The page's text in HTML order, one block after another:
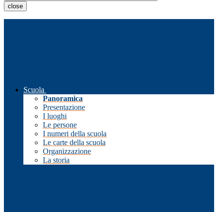
close
Scuola
Panoramica
Presentazione
I luoghi
Le persone
I numeri della scuola
Le carte della scuola
Organizzazione
La storia